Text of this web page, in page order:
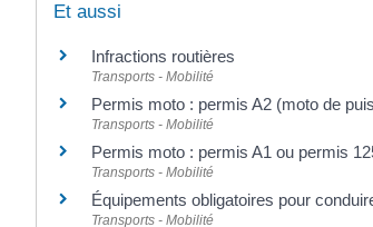
Et aussi
Infractions routières
Transports - Mobilité
Permis moto : permis A2 (moto de
Transports - Mobilité
Permis moto : permis A1 ou permis
Transports - Mobilité
Équipements obligatoires pour
Transports - Mobilité